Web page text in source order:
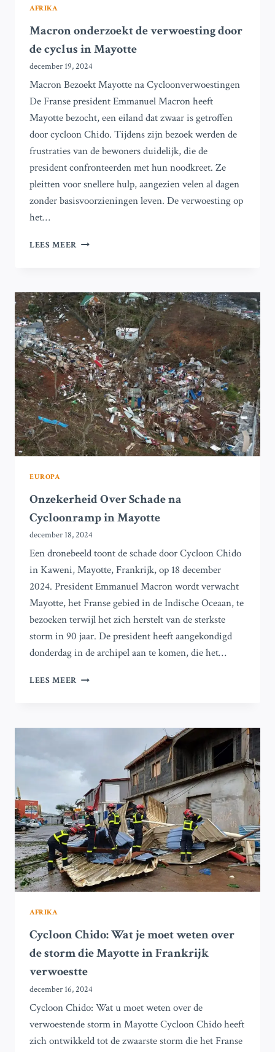
AFRIKA
Macron onderzoekt de verwoesting door
de cyclus in Mayotte
december 19, 2024
Macron Bezoekt Mayotte na Cycloonverwoestingen
De Franse president Emmanuel Macron heeft
Mayotte bezocht, een eiland dat zwaar is getroffen
door cycloon Chido. Tijdens zijn bezoek werden de
frustraties van de bewoners duidelijk, die de
president confronteerden met hun noodkreet. Ze
pleitten voor snellere hulp, aangezien velen al dagen
zonder basisvoorzieningen leven. De verwoesting op
het…
LEES MEER MACRON
DOOR
DE
CYCLUS
IN
MAYOTTE
EUROPA
Onzekerheid Over Schade na
Cycloonramp in Mayotte
december 18, 2024
Een dronebeeld toont de schade door Cycloon Chido
in Kaweni, Mayotte, Frankrijk, op 18 december
2024. President Emmanuel Macron wordt verwacht
Mayotte, het Franse gebied in de Indische Oceaan, te
bezoeken terwijl het zich herstelt van de sterkste
storm in 90 jaar. De president heeft aangekondigd
donderdag in de archipel aan te komen, die het…
LEES MEER ONZEKERHEID
CYCLOONRAMP
AFRIKA
Cycloon Chido: Wat je moet weten over
de storm die Mayotte in Frankrijk
verwoestte
december 16, 2024
Cycloon Chido: Wat u moet weten over de
verwoestende storm in Mayotte Cycloon Chido heeft
zich ontwikkeld tot de zwaarste storm die het Franse